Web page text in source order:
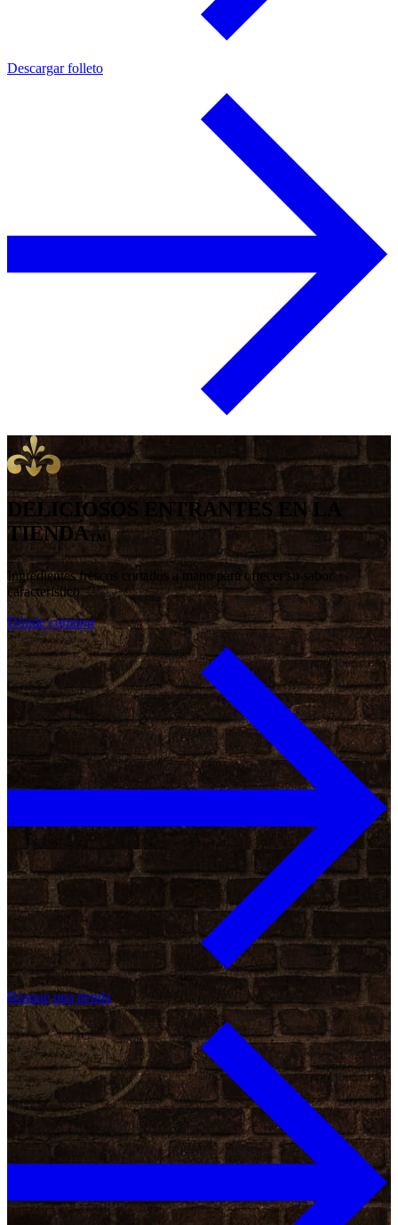
Descargar folleto
DELICIOSOS ENTRANTES EN LA
TIENDA™
Ingredientes frescos cortados a mano para ofrecer su sabor
característico
Dónde comprar
Busque una tienda